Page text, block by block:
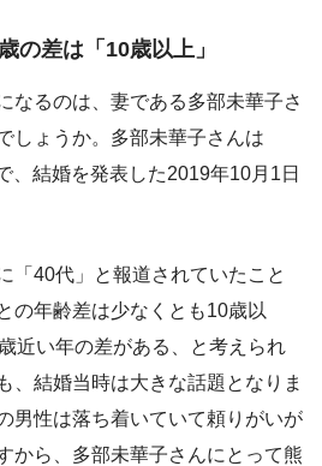
の差は「10歳以上」
なるのは、妻である多部未華子さ
しょうか。多部未華子さんは
、結婚を発表した2019年10月1日
「40代」と報道されていたこと
の年齢差は少なくとも10歳以
近い年の差がある、と考えられ
、結婚当時は大きな話題となりま
男性は落ち着いていて頼りがいが
から、多部未華子さんにとって熊